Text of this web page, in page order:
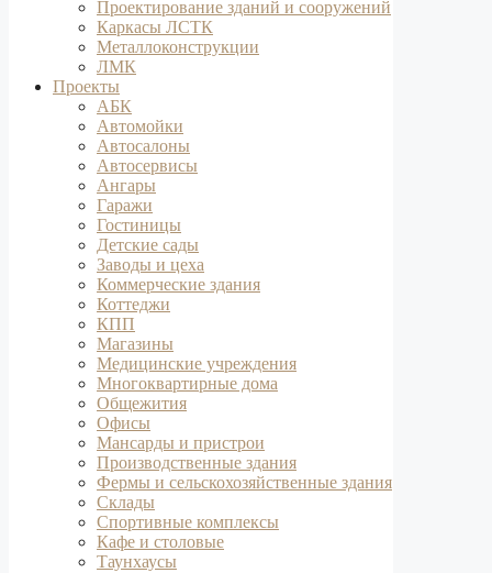
Проектирование зданий и сооружений
Каркасы ЛСТК
Металлоконструкции
ЛМК
Проекты
АБК
Автомойки
Автосалоны
Автосервисы
Ангары
Гаражи
Гостиницы
Детские сады
Заводы и цеха
Коммерческие здания
Коттеджи
КПП
Магазины
Медицинские учреждения
Многоквартирные дома
Общежития
Офисы
Мансарды и пристрои
Производственные здания
Фермы и сельскохозяйственные здания
Склады
Спортивные комплексы
Кафе и столовые
Таунхаусы